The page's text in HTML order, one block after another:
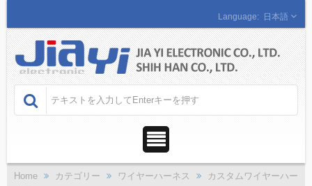
日本語
Home カテゴリー ワイヤーハーネス
カスタムワイヤーハー